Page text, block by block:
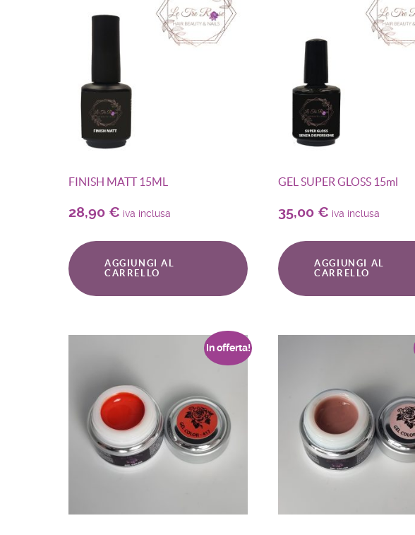
FINISH MATT 15ML
28,90 € iva inclusa
AGGIUNGI AL
CARRELLO
GEL SUPER GLOSS 15ml
35,00 € iva inclusa
AGGIUNGI AL
CARRELLO
In offerta!